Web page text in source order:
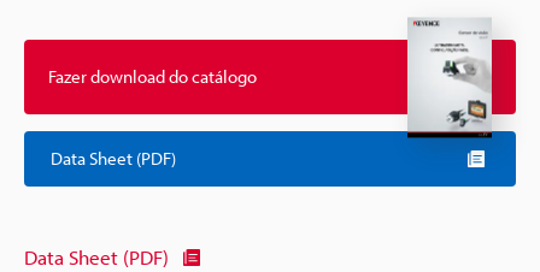
Fazer download do catálogo
Data Sheet (PDF)
Data Sheet (PDF)